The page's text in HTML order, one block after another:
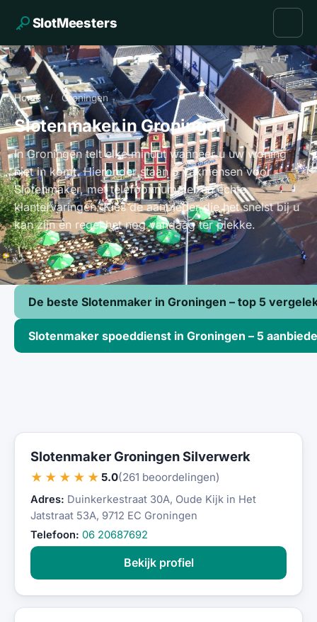
SlotMeesters
Home / Groningen
Slotenmaker in Groningen
In Groningen telt elke minuut wanneer u uw woning
niet in komt. Hieronder staan 5 vakmensen voor
Slotenmaker, met telefoonnummer en echte
klantervaringen. Kies de aanbieder die het snelst bij u
kan zijn en regel het nog vandaag ter plekke.
De beste Slotenmaker in Groningen – top 5
Slotenmaker spoeddienst in Groningen – 5
Slotenmaker Groningen Silverwerk
★★★★★ 5.0(261 beoordelingen)
Adres: Duinkerkestraat 30A, Oude Kijk in Het
Jatstraat 53A, 9712 EC Groningen
Telefoon: 06 20687692
Bekijk profiel